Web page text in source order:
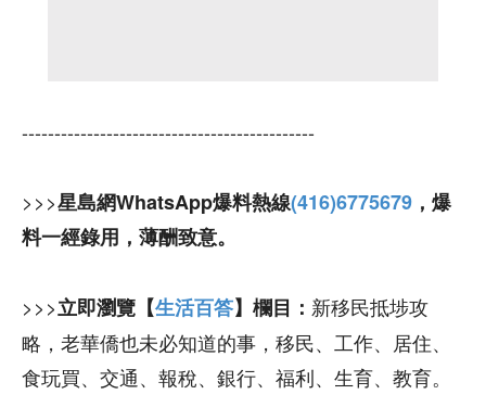
---------------------------------------------
>>>星島網WhatsApp爆料熱線(416)6775679 ，爆
料一經錄用，薄酬致意。
>>>立即瀏覽【生活百答】欄目： 新移民抵埗攻
略，老華僑也未必知道的事，移民、工作、居住、
食玩買、交通、報稅、銀行、福利、生育、教育。